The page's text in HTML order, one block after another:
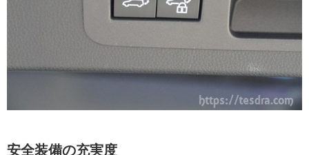
安全装備の充実度